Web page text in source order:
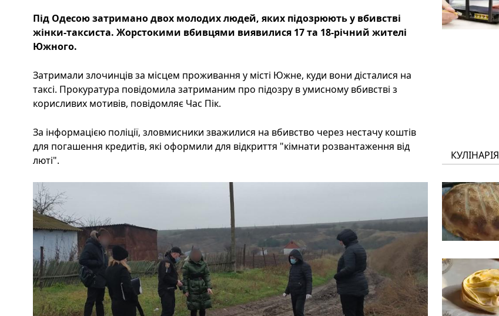
Під Одесою затримано двох молодих людей, яких підозрюють у вбивстві
жінки-таксиста. Жорстокими вбивцями виявилися 17 та 18-річний жителі
Южного.
Затримали злочинців за місцем проживання у місті Южне, куди вони дісталися на
таксі. Прокуратура повідомила затриманим про підозру в умисному вбивстві з
корисливих мотивів, повідомляє Час Пік.
За інформацією поліції, зловмисники зважилися на вбивство через нестачу коштів
для погашення кредитів, які оформили для відкриття "кімнати розвантаження від
люті".
КУЛІНАРІЯ